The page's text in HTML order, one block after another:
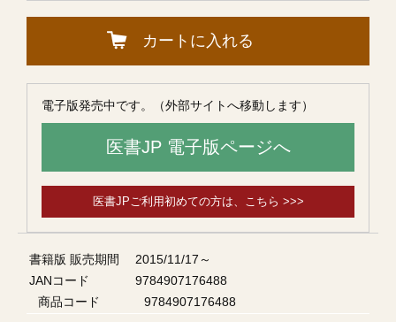
カートに入れる
電子版発売中です。（外部サイトへ移動します）
医書JP 電子版ページへ
医書JPご利用初めての方は、こちら >>>
書籍版 販売期間
2015/11/17～
JANコード
9784907176488
商品コード
9784907176488